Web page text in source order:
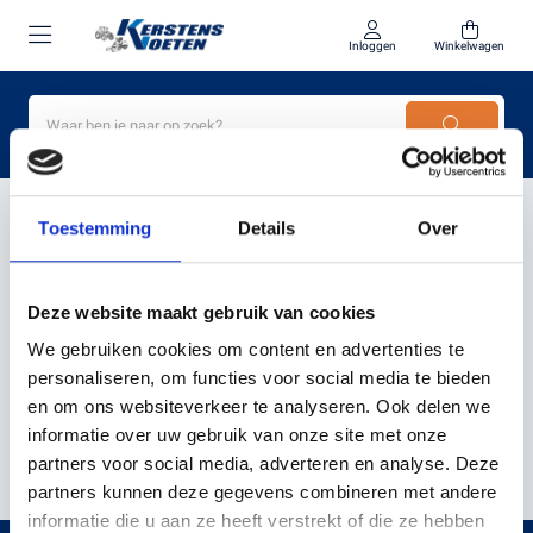
Toestemming Details Over
Deze website maakt gebruik van cookies
We gebruiken cookies om content en advertenties te
personaliseren, om functies voor social media te bieden
en om ons websiteverkeer te analyseren. Ook delen we
informatie over uw gebruik van onze site met onze
partners voor social media, adverteren en analyse. Deze
partners kunnen deze gegevens combineren met andere
informatie die u aan ze heeft verstrekt of die ze hebben
Inloggen Winkelwagen
Home 5 A laadstroom
5 A LAADSTROOM
Filter Sorteer